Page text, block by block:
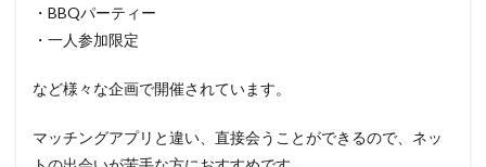
・BBQパーティー
・一人参加限定
など様々な企画で開催されています。
マッチングアプリと違い、直接会うことができるので、ネッ